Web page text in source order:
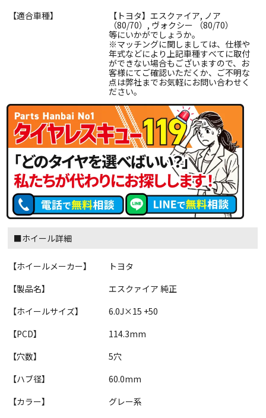
【適合車種】
【トヨタ】エスクァイア, ノア
（80/70）, ヴォクシー （80/70）
等にいかがでしょうか。
※マッチングに関しましては、仕様や
年式などにより上記車種すべてに取付
ができない場合もございますので、お
客様にてご確認いただくか、ご不明な
点は弊社までお気軽にお問い合わせく
ださい。
■ホイール詳細
【ホイールメーカー】
トヨタ
【製品名】
エスクァイア 純正
【ホイールサイズ】
6.0J×15 +50
【PCD】
114.3mm
【穴数】
5穴
【ハブ径】
60.0mm
【カラー】
グレー系